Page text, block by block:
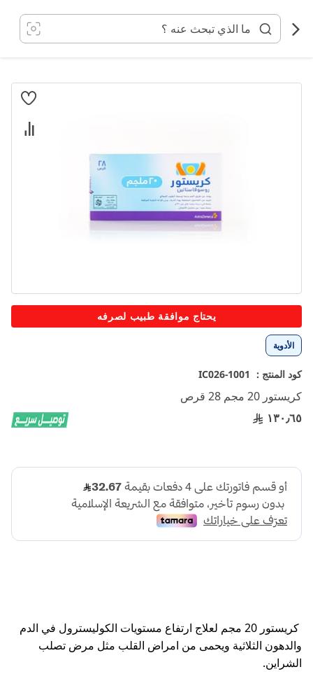
المحتوى
الأدوية
كود المنتج : 1001-IC026
كريستور 20 مجم 28 قرص
١٣٠٫٦٥
كريستور 20 مجم لعلاج ارتفاع مستويات الكوليسترول في الدم
والدهون الثلاثية ويحمى من امراض القلب مثل مرض تصلب
الشراين.
انتقل
تخطي
إلى
بداية
معرض
الصور
يحتاج موافقة طبيب لصرفه